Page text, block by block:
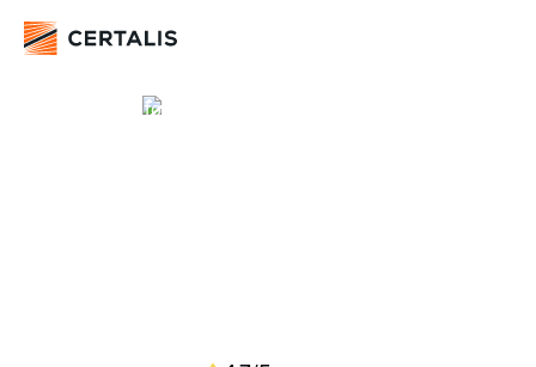
Systèmes d'information - Informatique